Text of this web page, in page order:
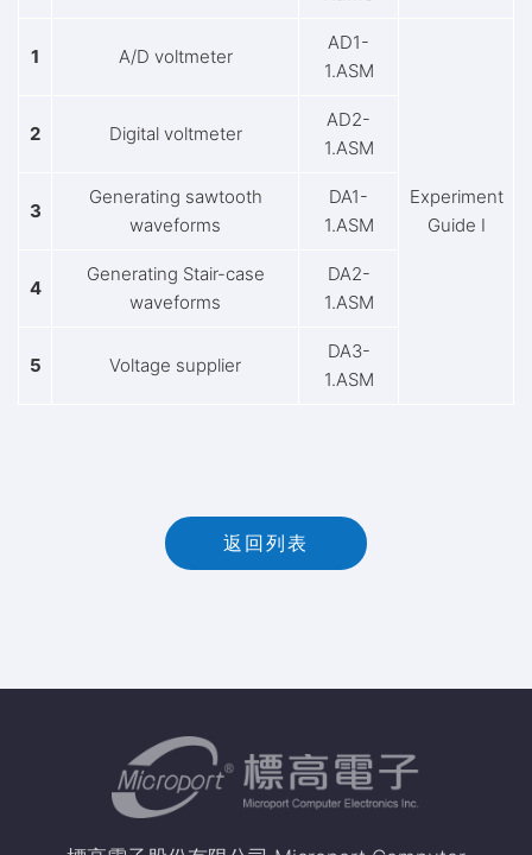
1 A/D voltmeter
AD1-
1.ASM
Experiment
Guide I
2 Digital voltmeter
AD2-
1.ASM
3
Generating sawtooth
waveforms
DA1-
1.ASM
4
Generating Stair-case
waveforms
DA2-
1.ASM
5 Voltage supplier
DA3-
1.ASM
返回列表